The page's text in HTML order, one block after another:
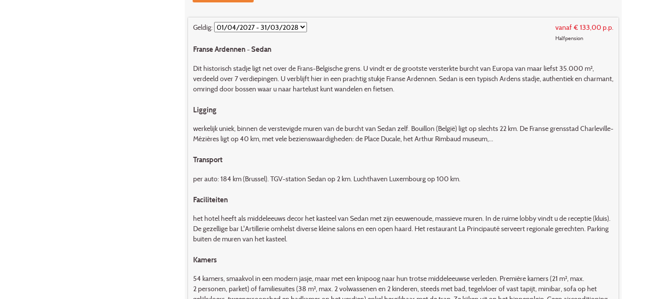
vanaf € 133,00 p.p.
Halfpension
Geldig:
Franse Ardennen - Sedan
Dit historisch stadje ligt net over de Frans-Bel­gische grens. U vindt er de grootste versterkte burcht van Europa van maar liefst 35.000 m²,
verdeeld over 7 verdiepingen. U verblijft hier in een prachtig stukje Franse Ardennen. Sedan is een typisch Ardens stadje, authentiek en charmant,
omringd door bossen waar u naar hartelust kunt wandelen en fietsen.
Ligging
werkelijk uniek, binnen de verstevigde muren van de burcht van Sedan zelf. Bouillon (België) ligt op slechts 22 km. De Franse grensstad Charleville-
Mézières ligt op 40 km, met vele bezienswaardigheden: de Place Ducale, het Arthur Rimbaud museum,...
Transport
per auto: 184 km (Brussel). TGV-station Sedan op 2 km. Luchthaven Luxembourg op 100 km.
Faciliteiten
het hotel heeft als middeleeuws decor het kasteel van Sedan met zijn eeuwenoude, massieve muren. In de ruime lobby vindt u de receptie (kluis).
De gezellige bar L'Artillerie omhelst diverse kleine salons en een open haard. Het restaurant La Principauté serveert regionale gerechten. Parking
buiten de muren van het kasteel.
Kamers
54 kamers, smaakvol in een modern jasje, maar met een knip­oog naar hun trotse middeleeuwse verleden. Première kamers (21 m², max.
2 personen, parket) of familiesuites (38 m², max. 2 volwassenen en 2 kinderen, steeds met bad, tegelvloer of vast tapijt, minibar, sofa op het